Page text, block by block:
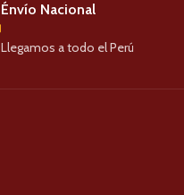
Énvío Nacional
Llegamos a todo el Perú